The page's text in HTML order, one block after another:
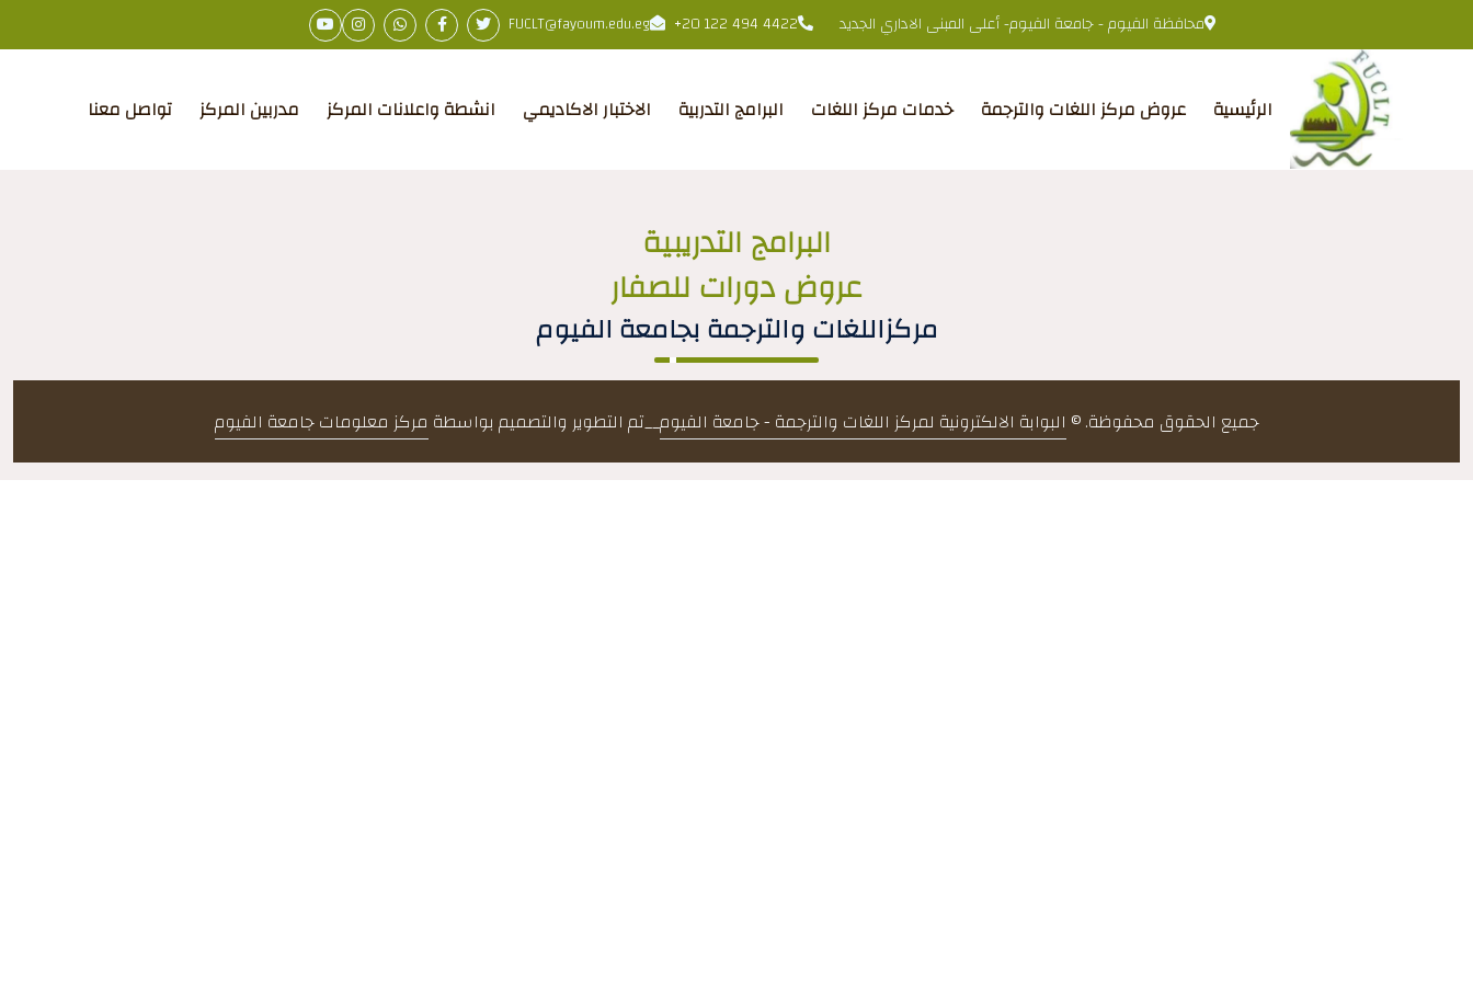
محافظة الفيوم - جامعة الفيوم- أعلى المبنى الاداري الجديد +20 122 494 4422
FUCLT@fayoum.edu.eg
الرئيسية عروض مركز اللغات والترجمة خدمات مركز اللغات البرامج التدربية الاختبار الاكاديمي انشطة واعلانات المركز مدربين المركز تواصل معنا
البرامج التدريبية
عروض دورات للصفار
مركزاللغات والترجمة بجامعة الفيوم
جميع الحقوق محفوظة. © البوابة الالكترونية لمركز اللغات والترجمة - جامعة الفيوم__تم التطوير والتصميم بواسطة مركز معلومات جامعة الفيوم